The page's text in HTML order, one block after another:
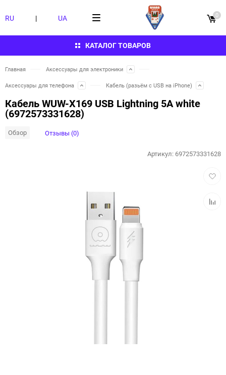
КАТАЛОГ ТОВАРОВ
RU | UA 0
Главная Аксессуары для электроники
Аксессуары для телефона Кабель (разьём с USB на iPhone)
Кабель WUW-X169 USB Lightning 5А white
(6972573331628)
Обзор Отзывы (0)
Артикул: 6972573331628